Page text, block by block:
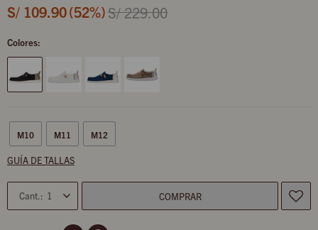
S/ 109.90 52 S/ 229.00
Colores:
M10 M11 M12
GUÍA DE TALLAS
1 COMPRAR